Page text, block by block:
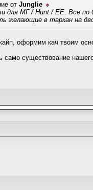
от Junglie
для МГ / Hunt / EE. Все по
желающие в таркан на
оформим кач твоим
существование